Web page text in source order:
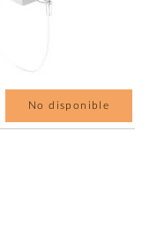
No disponible